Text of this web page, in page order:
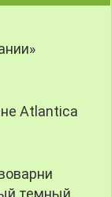
Atlantica
темный